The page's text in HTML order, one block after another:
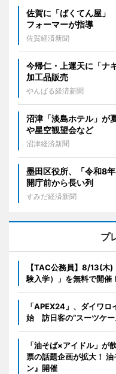
佐賀に「ばくてん屋」
フォーマーが指導
佐賀経済新聞
今帰仁・上運天に「ナ
加工品販売
やんばる経済新聞
沼津「淡島ホテル」が
や星空観望会など
沼津経済新聞
墨田区役所、「令和8
開庁前から長い列
すみだ経済新聞
プ
【TAC公務員】8/13(木
験入学）」を無料で開催
「APEX24」、ダイワ
始 訪日客の“スーツケー
「油そば×アイドル」が
票の話題企画が拡大！
ン』開催